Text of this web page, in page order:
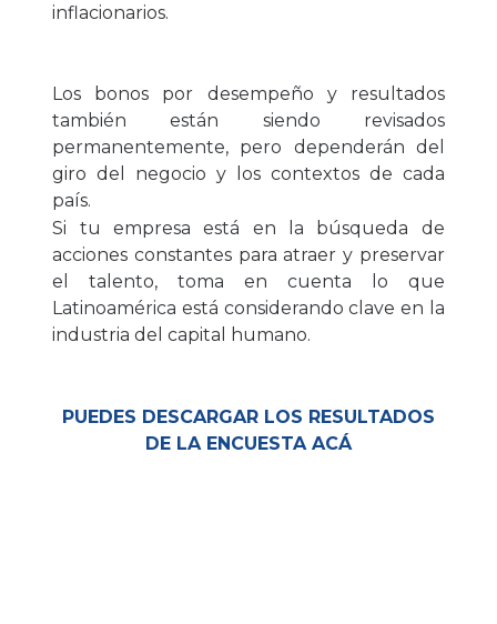
inflacionarios.
Los bonos por desempeño y resultados
también están siendo revisados
permanentemente, pero dependerán del
giro del negocio y los contextos de cada
país.
Si tu empresa está en la búsqueda de
acciones constantes para atraer y preservar
el talento, toma en cuenta lo que
Latinoamérica está considerando clave en la
industria del capital humano.
PUEDES DESCARGAR LOS RESULTADOS
DE LA ENCUESTA ACÁ